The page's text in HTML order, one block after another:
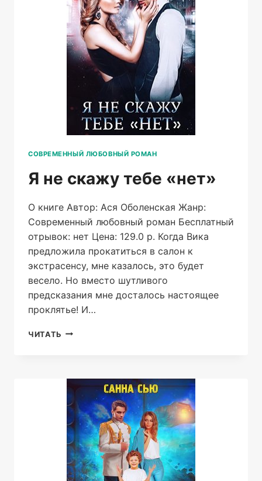
СОВРЕМЕННЫЙ ЛЮБОВНЫЙ РОМАН
Я не скажу тебе «нет»
О книге Автор: Ася Оболенская Жанр:
Современный любовный роман Бесплатный
отрывок: нет Цена: 129.0 р. Когда Вика
предложила прокатиться в салон к
экстрасенсу, мне казалось, это будет
весело. Но вместо шутливого
предсказания мне досталось настоящее
проклятье! И…
ЧИТАТЬ Я
«НЕТ»